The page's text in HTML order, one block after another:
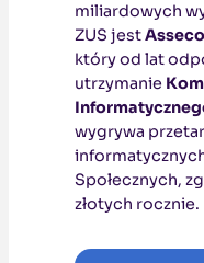
miliardowych
ZUS jest
który od lat
utrzymanie
wygrywa
Społecznych,
złotych rocznie.